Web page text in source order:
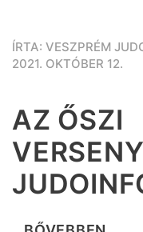
ÍRTA: VESZPRÉM
2021. OKTÓBER 12.
AZ ŐSZI